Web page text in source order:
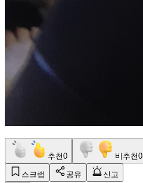
추천0 비추천0
스크랩 공유
신고